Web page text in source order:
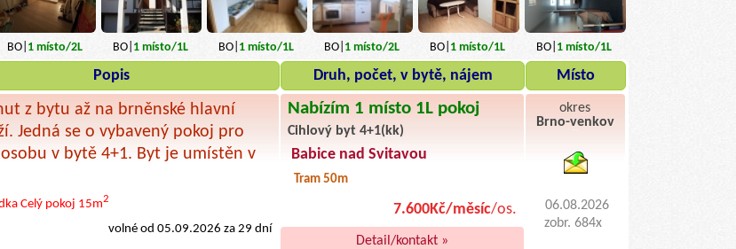
BO| 1místo/2L BO| 1místo/1L BO| 1místo/1L BO| 1místo/2L BO| 1 místo/1L BO| 1 místo/1L
Popis Druh, počet, v bytě, nájem Místo
z bytu až na brněnské hlavní
Jedná se o vybavený pokoj pro
v bytě 4+1. Byt je umístěn v
Celý pokoj 15m2
volné od 05.09.2026 za 29 dní
Nabízím 1 místo 1L pokoj
Cihlový byt 4+1(kk)
Babice nad Svitavou
Tram 50m
7.600Kč/měsíc/os.
Detail/kontakt »
okres
Brno-venkov
06.08.2026
zobr. 684x